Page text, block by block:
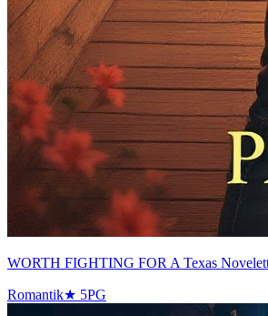
WORTH FIGHTING FOR A Texas
Romantik★ 5PG